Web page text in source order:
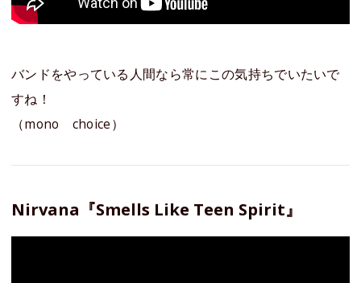
バンドをやっている人間なら常にこの気持ちでいたいで
すね！
（mono choice）
Nirvana『Smells Like Teen Spirit』